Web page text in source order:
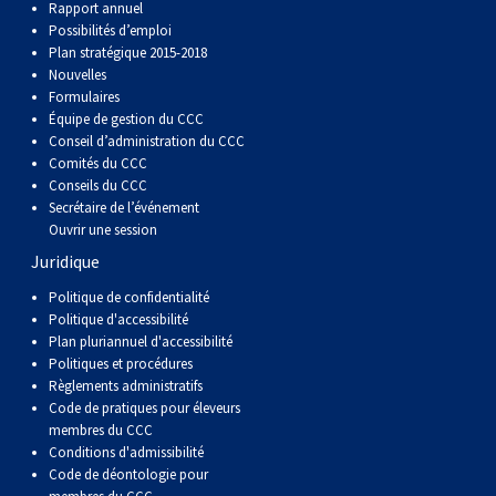
Berger anglais
Berger polonais de plaine
Berger portugais
Puli
Schapendoes néerlandais
Berger Shetland
Chien d’eau espagnol
Vallhund suédois
Chien Ibizan
Lévrier irlandais
Norrbottenspets
Elkhound norvégien
Lundehund norvégien
Otterhound
Petit basset griffon vendéen
Pharaoh Hound
Terrier tibétain
Xoloitzcuintli (moyen)
Xoloïtzcuintli (standard)
Setter irlandais
Épagneul cocker américain
Épagneul d’eau américain
Épagneul bleu de Picardie
Épagneul breton
Épagneul Clumber
Épagneul cocker anglais
Épagneul springer anglais
Terrier de Norwich
Terrier du révérend Russell
Terrier chasseur de rat
Terrier Russell
Schnauzer (nain)
Terrier écossais
Terrier Sealyham
Terrier Skye
Caniche (nain)
Carlin
Petit chien russe
Terrier à poil soyeux
Fox terrier miniature
Terrier de Manchester nain
Xoloitzcuintli (nain)
Terrier du Yorkshire
Grand bouvier suisse
Chien du Groenland
Hovawart
Chien d’ours de Carélie
Komondor
Kuvasz
Leonberger
Mastiff
Top Dogs
Rapport annuel
Possibilités d’emploi
Plan stratégique 2015-2018
Nouvelles
Formulaires
Équipe de gestion du CCC
Conseil d’administration du CCC
Comités du CCC
Conseils du CCC
Secrétaire de l’événement
Ouvrir une session
Juridique
Politique de confidentialité
Politique d'accessibilité
Plan pluriannuel d'accessibilité
Politiques et procédures
Règlements administratifs
Code de pratiques pour éleveurs
membres du CCC
Conditions d'admissibilité
Code de déontologie pour